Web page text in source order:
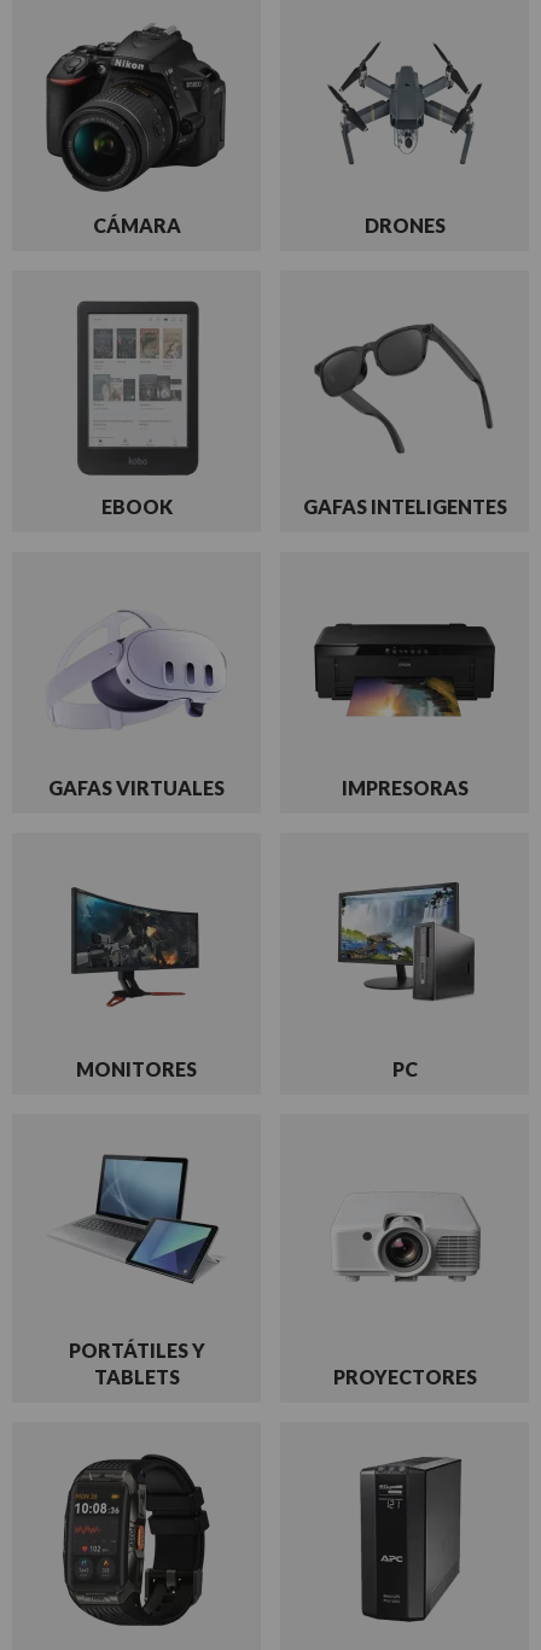
CÁMARA DRONES
EBOOK GAFAS INTELIGENTES
GAFAS VIRTUALES IMPRESORAS
MONITORES PC
PORTÁTILES Y
TABLETS
PROYECTORES